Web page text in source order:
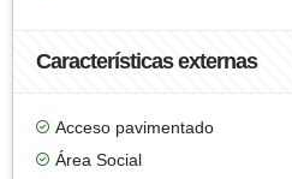
Características externas
Acceso pavimentado
Área Social